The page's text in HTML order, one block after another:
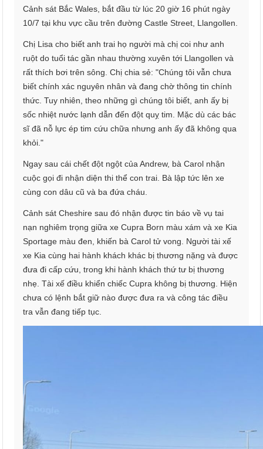
Cảnh sát Bắc Wales, bắt đầu từ lúc 20 giờ 16 phút ngày
10/7 tại khu vực cầu trên đường Castle Street, Llangollen.
Chị Lisa cho biết anh trai họ người mà chị coi như anh
ruột do tuổi tác gần nhau thường xuyên tới Llangollen và
rất thích bơi trên sông. Chị chia sẻ: "Chúng tôi vẫn chưa
biết chính xác nguyên nhân và đang chờ thông tin chính
thức. Tuy nhiên, theo những gì chúng tôi biết, anh ấy bị
sốc nhiệt nước lạnh dẫn đến đột quỵ tim. Mặc dù các bác
sĩ đã nỗ lực ép tim cứu chữa nhưng anh ấy đã không qua
khỏi."
Ngay sau cái chết đột ngột của Andrew, bà Carol nhận
cuộc gọi đi nhận diện thi thể con trai. Bà lập tức lên xe
cùng con dâu cũ và ba đứa cháu.
Cảnh sát Cheshire sau đó nhận được tin báo về vụ tai
nạn nghiêm trọng giữa xe Cupra Born màu xám và xe Kia
Sportage màu đen, khiến bà Carol tử vong. Người tài xế
xe Kia cùng hai hành khách khác bị thương nặng và được
đưa đi cấp cứu, trong khi hành khách thứ tư bị thương
nhẹ. Tài xế điều khiển chiếc Cupra không bị thương. Hiện
chưa có lệnh bắt giữ nào được đưa ra và công tác điều
tra vẫn đang tiếp tục.